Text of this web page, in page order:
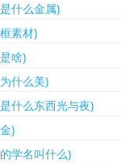
什么金属)
素材)
啥)
什么美)
什么东西光与夜)
)
学名叫什么)